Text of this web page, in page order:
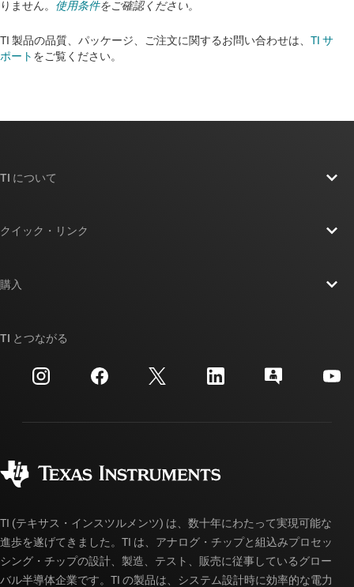
りません。 使用条件をご確認ください。
TI 製品の品質、パッケージ、ご注文に関するお問い合わせは、 TI サ
ポート をご覧ください。​​​​​​​​​​​​​​
TI について
投資家向け情報
製造
クイック・リンク
クロスリファレンス検索
カスタマー・サポート・センター
myTI アカウントの FAQ
購入
ご注文に関する FAQ
TI とつながる
TI (テキサス・インスツルメンツ) は、数十年にわたって実現可能な
進歩を遂げてきました。TI は、アナログ・チップと組込みプロセッ
シング・チップの設計、製造、テスト、販売に従事しているグロー
バル半導体企業です。TI の製品は、システム設計時に効率的な電力